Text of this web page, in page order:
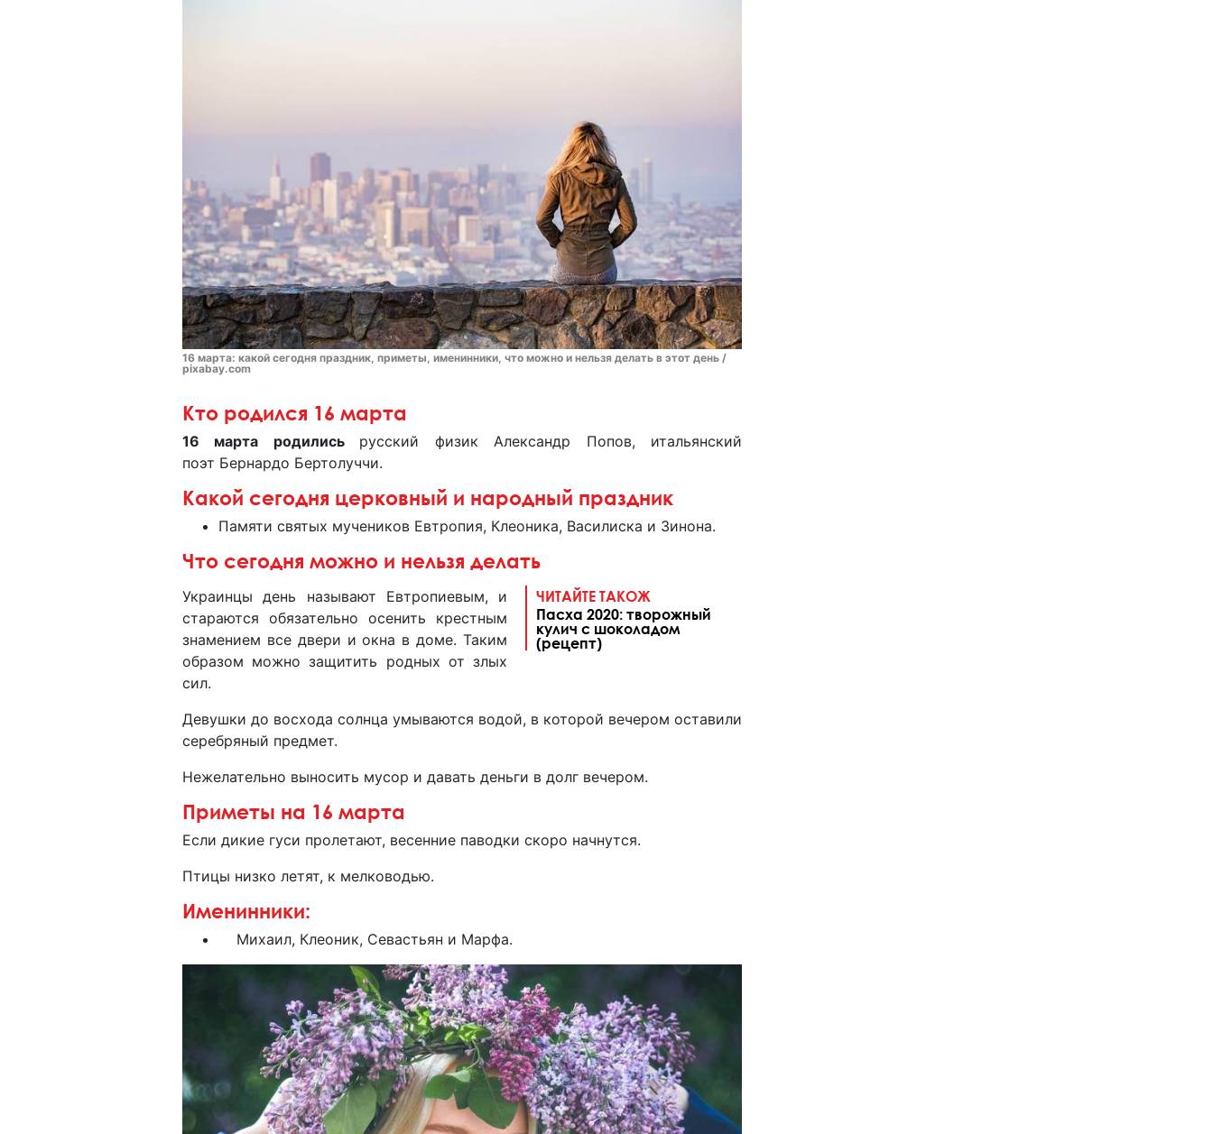
16 марта: какой сегодня праздник, приметы, именинники, что можно и нельзя делать в этот день /
pixabay.com
Кто родился 16 марта
16 марта родились русский физик Александр Попов, итальянский
поэт Бернардо Бертолуччи.
Какой сегодня церковный и народный праздник
Памяти святых мучеников Евтропия, Клеоника, Василиска и Зинона.
Что сегодня можно и нельзя делать
ЧИТАЙТЕ ТАКОЖ
Пасха 2020: творожный
кулич с шоколадом
(рецепт)
Украинцы день называют Евтропиевым, и
стараются обязательно осенить крестным
знамением все двери и окна в доме. Таким
образом можно защитить родных от злых
сил.
Девушки до восхода солнца умываются водой, в которой вечером оставили
серебряный предмет.
Нежелательно выносить мусор и давать деньги в долг вечером.
Приметы на 16 марта
Если дикие гуси пролетают, весенние паводки скоро начнутся.
Птицы низко летят, к мелководью.
Именинники:
Михаил, Клеоник, Севастьян и Марфа.